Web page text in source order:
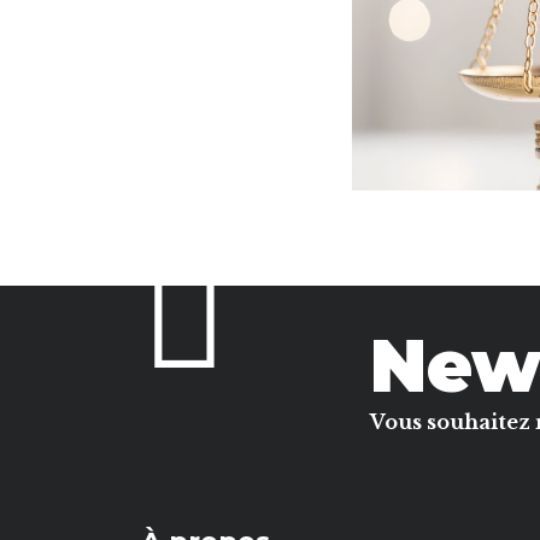
Vous souhaitez